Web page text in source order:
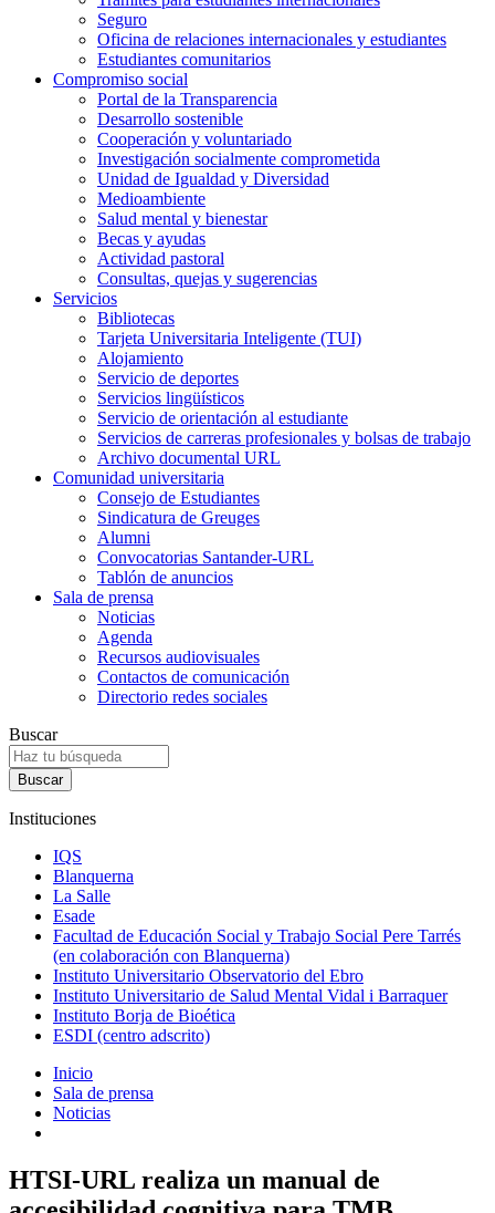
Seguro
Oficina de relaciones internacionales y estudiantes
Estudiantes comunitarios
Compromiso social
Portal de la Transparencia
Desarrollo sostenible
Cooperación y voluntariado
Investigación socialmente comprometida
Unidad de Igualdad y Diversidad
Medioambiente
Salud mental y bienestar
Becas y ayudas
Actividad pastoral
Consultas, quejas y sugerencias
Servicios
Bibliotecas
Tarjeta Universitaria Inteligente (TUI)
Alojamiento
Servicio de deportes
Servicios lingüísticos
Servicio de orientación al estudiante
Servicios de carreras profesionales y bolsas de trabajo
Archivo documental URL
Comunidad universitaria
Consejo de Estudiantes
Sindicatura de Greuges
Alumni
Convocatorias Santander-URL
Tablón de anuncios
Sala de prensa
Noticias
Agenda
Recursos audiovisuales
Contactos de comunicación
Directorio redes sociales
Buscar
Instituciones
IQS
Blanquerna
La Salle
Esade
Facultad de Educación Social y Trabajo Social Pere Tarrés
(en colaboración con Blanquerna)
Instituto Universitario Observatorio del Ebro
Instituto Universitario de Salud Mental Vidal i Barraquer
Instituto Borja de Bioética
ESDI (centro adscrito)
Inicio
Sala de prensa
Noticias
HTSI-URL realiza un manual de